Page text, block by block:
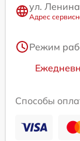
ул.
Адрес
Режим
Способы